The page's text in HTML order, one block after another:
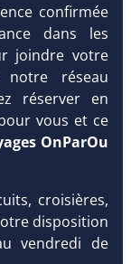
D’INFORMATIONS
DEVIS /
RÉSERVATION
confirmée
dans les
joindre votre
notre réseau
réserver en
vous et ce
OnParOu
croisières,
disposition
vendredi de